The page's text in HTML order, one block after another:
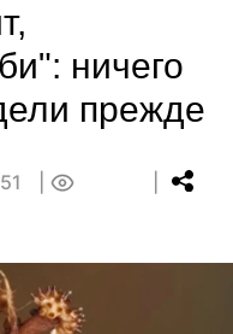
ничего
прежде